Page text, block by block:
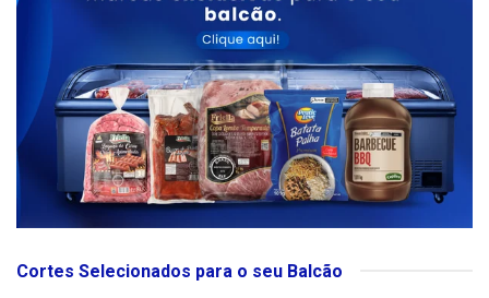
Cortes Selecionados para o seu Balcão